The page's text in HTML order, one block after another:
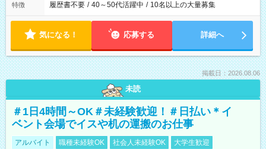
特徴 履歴書不要 / 40～50代活躍中 / 10名以上の大量募集
気になる！ 応募する 詳細へ
掲載日：2026.08.06
未読
＃1日4時間～OK＃未経験歓迎！＃日払い＊イ
ベント会場でイスや机の運搬のお仕事
アルバイト 職種未経験OK 社会人未経験OK
大学生歓迎